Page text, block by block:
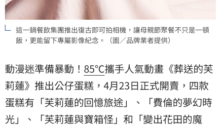
這一鍋餐飲集團推出復古即可拍相機，讓母親節聚餐不只是一頓
飯，更能留下專屬影像紀念。（圖／品牌業者提供）
動漫迷準備暴動！ 85℃攜手人氣動畫《葬送的芙
莉蓮》推出公仔蛋糕，4月23日正式開賣，四款
蛋糕有「芙莉蓮的回憶旅途」、「費倫的夢幻時
光」、「芙莉蓮與寶箱怪」和「變出花田的魔